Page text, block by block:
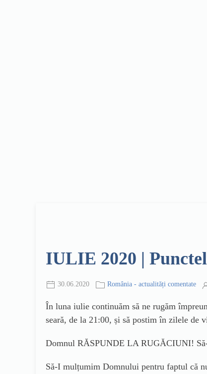
IULIE 2020 |
30.06.2020 România - actualități comentate
În luna iulie continuăm să ne rugăm
seară, de la 21:00, și să postim în zilele de
Domnul RĂSPUNDE LA RUGĂCIUNI!
Să-I mulțumim Domnului pentru faptul că